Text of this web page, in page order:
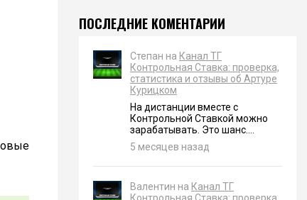
ПОСЛЕДНИЕ КОМЕНТАРИИ
Степан на Канал ТГ
Контрольная Ставка: проверка,
статистика и отзывы об Артуре
Курицком
На дистанции вместе с
Контрольной Ставкой можно
зарабатывать. Это шанс....
5 месяцев назад
Валентин на Канал ТГ